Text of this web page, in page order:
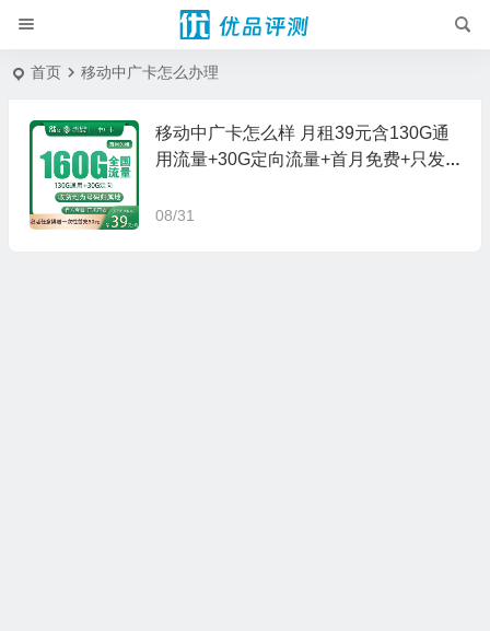
首页 移动中广卡怎么办理
移动中广卡怎么样 月租39元含130G通
用流量+30G定向流量+首月免费+只发
08/31